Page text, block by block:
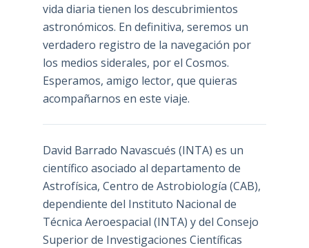
vida diaria tienen los descubrimientos
astronómicos. En definitiva, seremos un
verdadero registro de la navegación por
los medios siderales, por el Cosmos.
Esperamos, amigo lector, que quieras
acompañarnos en este viaje.
David Barrado Navascués (INTA) es un
científico asociado al departamento de
Astrofísica, Centro de Astrobiología (CAB),
dependiente del Instituto Nacional de
Técnica Aeroespacial (INTA) y del Consejo
Superior de Investigaciones Científicas